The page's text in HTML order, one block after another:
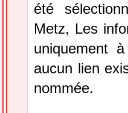
été
Metz, Les
uniquement
aucun lien
nommée.